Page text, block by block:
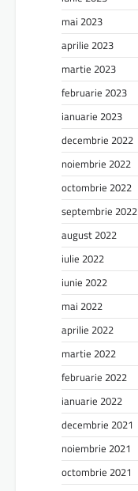
mai 2023
aprilie 2023
martie 2023
februarie 2023
ianuarie 2023
decembrie 2022
noiembrie 2022
octombrie 2022
septembrie 2022
august 2022
iulie 2022
iunie 2022
mai 2022
aprilie 2022
martie 2022
februarie 2022
ianuarie 2022
decembrie 2021
noiembrie 2021
octombrie 2021